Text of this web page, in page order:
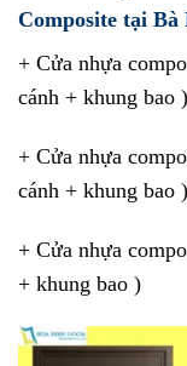
Composite tại Bà
+ Cửa nhựa
cánh + khung bao )
+ Cửa nhựa
cánh + khung bao )
+ Cửa nhựa
+ khung bao )